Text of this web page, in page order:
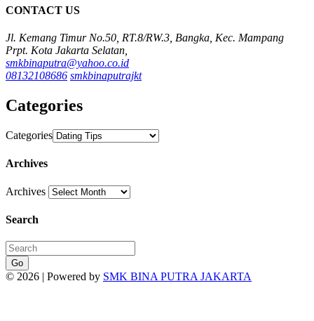
CONTACT US
Jl. Kemang Timur No.50, RT.8/RW.3, Bangka, Kec. Mampang
Prpt. Kota Jakarta Selatan,
smkbinaputra@yahoo.co.id
08132108686 smkbinaputrajkt
Categories
Categories
Archives
Archives
Search
Go
© 2026 | Powered by SMK BINA PUTRA JAKARTA